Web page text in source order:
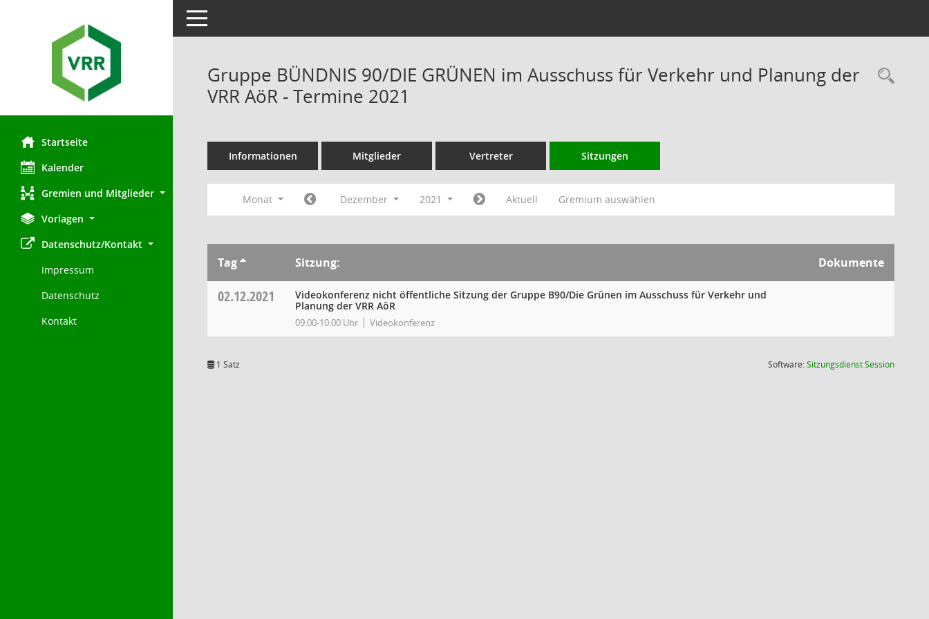
Startseite
Kalender
Gremien und Mitglieder
Vorlagen
Datenschutz/Kontakt
Impressum
Datenschutz
Kontakt
Toggle navigation
Gruppe BÜNDNIS 90/DIE GRÜNEN im Ausschuss für Verkehr und Planung der
VRR AöR - Termine 2021
Informationen Mitglieder Vertreter Sitzungen
Monat Dezember 2021 Aktuell Gremium auswählen
Tag Sitzung: Dokumente
02.12.2021
Videokonferenz nicht öffentliche Sitzung der Gruppe B90/Die Grünen im Ausschuss für Verkehr und
Planung der VRR AöR
09:00-10:00 Uhr Videokonferenz
1 Satz Software:SitzungsdienstSession(Wird in